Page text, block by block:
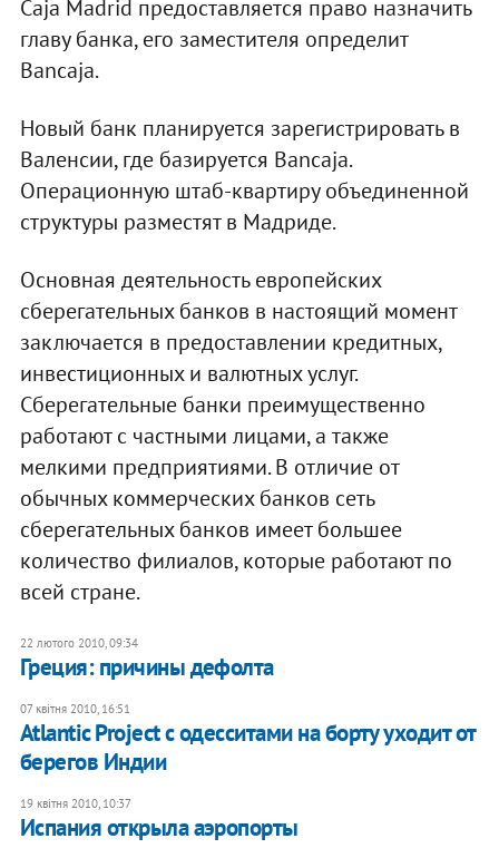
Caja Madrid предоставляется право назначить
главу банка, его заместителя определит
Bancaja.
Новый банк планируется зарегистрировать в
Валенсии, где базируется Bancaja.
Операционную штаб-квартиру объединенной
структуры разместят в Мадриде.
Основная деятельность европейских
сберегательных банков в настоящий момент
заключается в предоставлении кредитных,
инвестиционных и валютных услуг.
Сберегательные банки преимущественно
работают с частными лицами, а также
мелкими предприятиями. В отличие от
обычных коммерческих банков сеть
сберегательных банков имеет большее
количество филиалов, которые работают по
всей стране.
22 лютого 2010, 09:34
Греция: причины дефолта
07 квітня 2010, 16:51
Atlantic Project с одесситами на борту уходит от
берегов Индии
19 квітня 2010, 10:37
Испания открыла аэропорты